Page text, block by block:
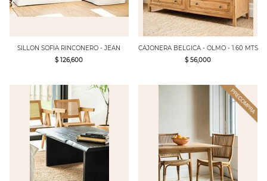
SILLON SOFIA RINCONERO - JEAN
$ 126,600
CAJONERA BELGICA - OLMO - 1.60 MTS
$ 56,000